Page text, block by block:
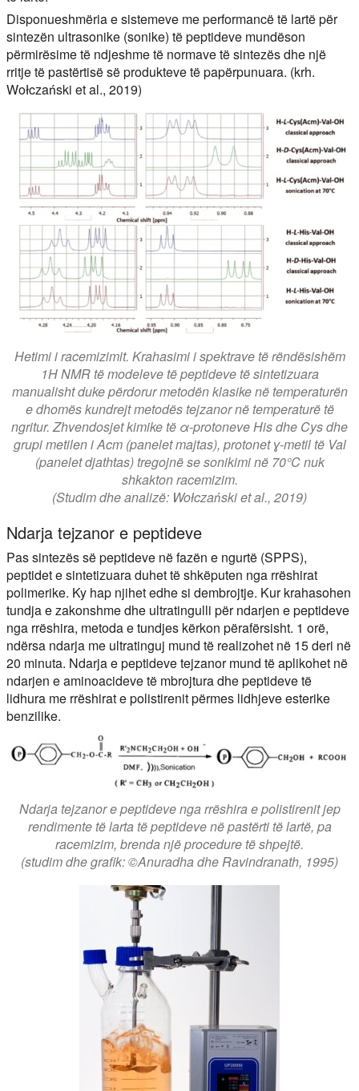
Disponueshmëria e sistemeve me performancë të lartë për
sintezën ultrasonike (sonike) të peptideve mundëson
përmirësime të ndjeshme të normave të sintezës dhe një
rritje të pastërtisë së produkteve të papërpunuara. (krh.
Wołczański et al., 2019)
Hetimi i racemizimit. Krahasimi i spektrave të rëndësishëm
1H NMR të modeleve të peptideve të sintetizuara
manualisht duke përdorur metodën klasike në temperaturën
e dhomës kundrejt metodës tejzanor në temperaturë të
ngritur. Zhvendosjet kimike të α-protoneve His dhe Cys dhe
grupi metilen i Acm (panelet majtas), protonet ɣ-metil të Val
(panelet djathtas) tregojnë se sonikimi në 70°C nuk
shkakton racemizim.
(Studim dhe analizë: Wołczański et al., 2019)
Ndarja tejzanor e peptideve
Pas sintezës së peptideve në fazën e ngurtë (SPPS),
peptidet e sintetizuara duhet të shkëputen nga rrëshirat
polimerike. Ky hap njihet edhe si dembrojtje. Kur krahasohen
tundja e zakonshme dhe ultratingulli për ndarjen e peptideve
nga rrëshira, metoda e tundjes kërkon përafërsisht. 1 orë,
ndërsa ndarja me ultratinguj mund të realizohet në 15 deri në
20 minuta. Ndarja e peptideve tejzanor mund të aplikohet në
ndarjen e aminoacideve të mbrojtura dhe peptideve të
lidhura me rrëshirat e polistirenit përmes lidhjeve esterike
benzilike.
Ndarja tejzanor e peptideve nga rrëshira e polistirenit jep
rendimente të larta të peptideve në pastërti të lartë, pa
racemizim, brenda një procedure të shpejtë.
(studim dhe grafik: ©Anuradha dhe Ravindranath, 1995)